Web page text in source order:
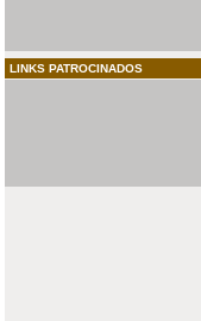
LINKS PATROCINADOS